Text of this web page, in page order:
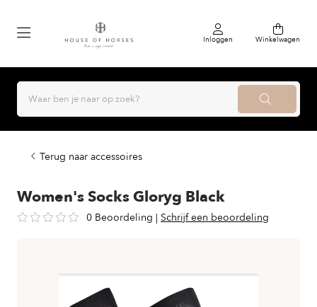
Inloggen Winkelwagen
Terug naar accessoires
Women's Socks Gloryg Black
0 Beoordeling | Schrijf een beoordeling